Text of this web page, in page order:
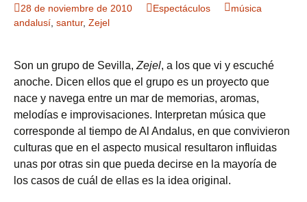
28 de noviembre de 2010 Espectáculos
música
andalusí santur, Zejel
Son un grupo de Sevilla, Zejel, a los que vi y escuché
anoche. Dicen ellos que el grupo es un proyecto que
nace y navega entre un mar de memorias, aromas,
melodías e improvisaciones. Interpretan música que
corresponde al tiempo de Al Andalus, en que convivieron
culturas que en el aspecto musical resultaron influidas
unas por otras sin que pueda decirse en la mayoría de
los casos de cuál de ellas es la idea original.